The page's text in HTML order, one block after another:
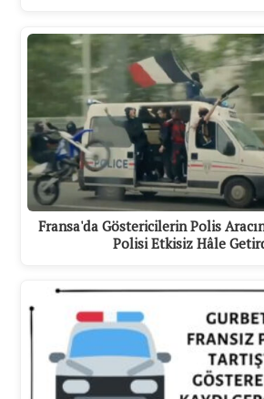
Fransa'da Göstericilerin Polis
Polisi Etkisiz Hâle